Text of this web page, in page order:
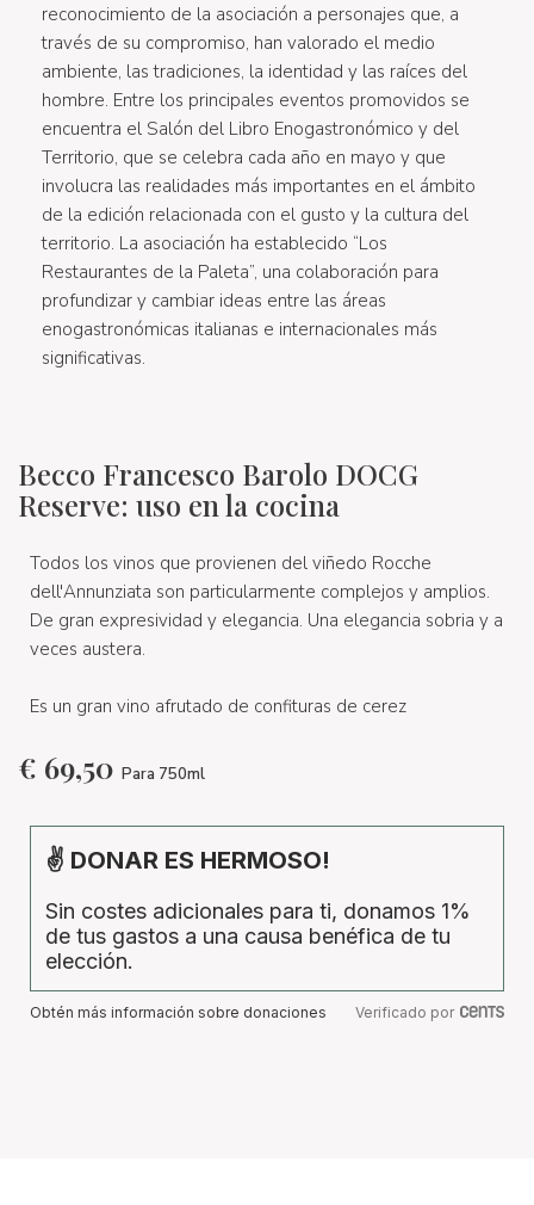
reconocimiento de la asociación a personajes que, a
través de su compromiso, han valorado el medio
ambiente, las tradiciones, la identidad y las raíces del
hombre. Entre los principales eventos promovidos se
encuentra el Salón del Libro Enogastronómico y del
Territorio, que se celebra cada año en mayo y que
involucra las realidades más importantes en el ámbito
de la edición relacionada con el gusto y la cultura del
territorio. La asociación ha establecido “Los
Restaurantes de la Paleta”, una colaboración para
profundizar y cambiar ideas entre las áreas
enogastronómicas italianas e internacionales más
significativas.
Becco Francesco Barolo DOCG
Reserve: uso en la cocina
Todos los vinos que provienen del viñedo Rocche
dell'Annunziata son particularmente complejos y amplios.
De gran expresividad y elegancia. Una elegancia sobria y a
veces austera.
Es un gran vino afrutado de confituras de cerez
€ 69,50 Para 750ml
✌ DONAR ES HERMOSO!
Sin costes adicionales para ti, donamos 1%
de tus gastos a una causa benéfica de tu
elección.
Obtén más información sobre donaciones Verificado por